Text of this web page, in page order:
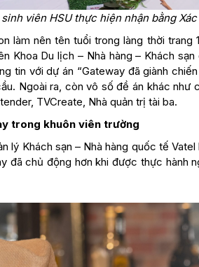
viên HSU thực hiện nhận bằng
làm nên tên tuổi trong làng thời trang
Khoa Du lịch – Nhà hàng – Khách
tin với dự án “Gateway đã giành
Ngoài ra, còn vô số đề án khác như
TVCreate, Nhà quản trị tài ba.
trong khuôn viên trường
lý Khách sạn – Nhà hàng quốc tế
đã chủ động hơn khi được thực hành